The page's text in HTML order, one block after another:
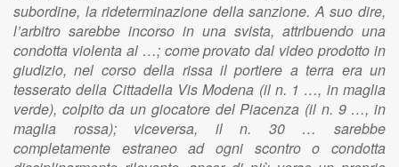
subordine, la rideterminazione della sanzione. A suo dire,
l’arbitro sarebbe incorso in una svista, attribuendo una
condotta violenta al …; come provato dal video prodotto in
giudizio, nel corso della rissa il portiere a terra era un
tesserato della Cittadella Vis Modena (il n. 1 …, in maglia
verde), colpito da un giocatore del Piacenza (il n. 9 …, in
maglia rossa); viceversa, il n. 30 … sarebbe
completamente estraneo ad ogni scontro o condotta